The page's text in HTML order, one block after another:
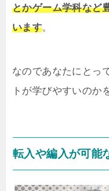
とかゲーム学科など
います。
なのであなたにとっ
トが学びやすいのか
転入や編入が可能